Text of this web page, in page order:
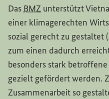
Das BMZ unterstützt
einer klimagerechten
sozial gerecht zu gestaltet (
zum einen dadurch
besonders stark
gezielt gefördert werden.
Zusammenarbeit so